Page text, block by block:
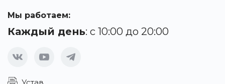
Мы работаем:
Каждый день: с 10:00 до 20:00